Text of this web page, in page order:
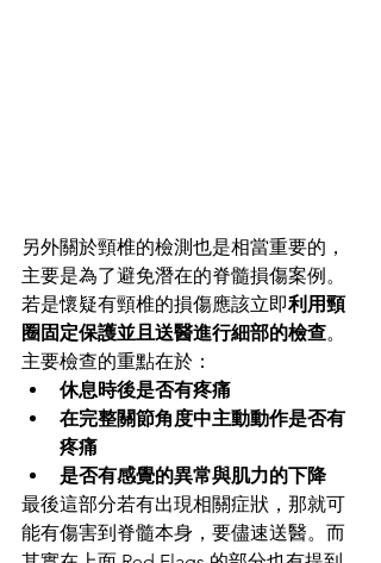
另外關於頸椎的檢測也是相當重要的，
主要是為了避免潛在的脊髓損傷案例。
若是懷疑有頸椎的損傷應該立即利用頸
圈固定保護並且送醫進行細部的檢查。
主要檢查的重點在於：
休息時後是否有疼痛
在完整關節角度中主動動作是否有
疼痛
是否有感覺的異常與肌力的下降
最後這部分若有出現相關症狀，那就可
能有傷害到脊髓本身，要儘速送醫。而